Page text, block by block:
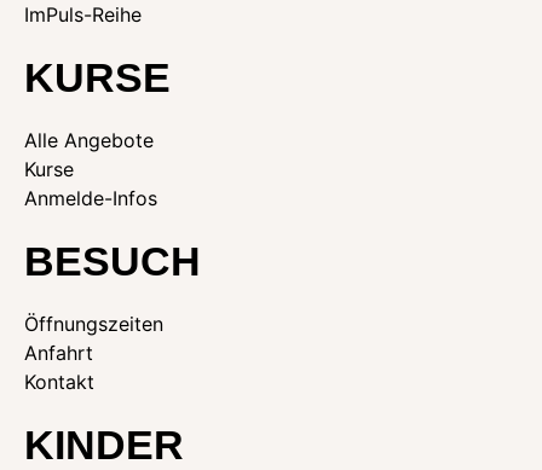
ImPuls-Reihe
KURSE
Alle Angebote
Kurse
Anmelde-Infos
BESUCH
Öffnungszeiten
Anfahrt
Kontakt
KINDER